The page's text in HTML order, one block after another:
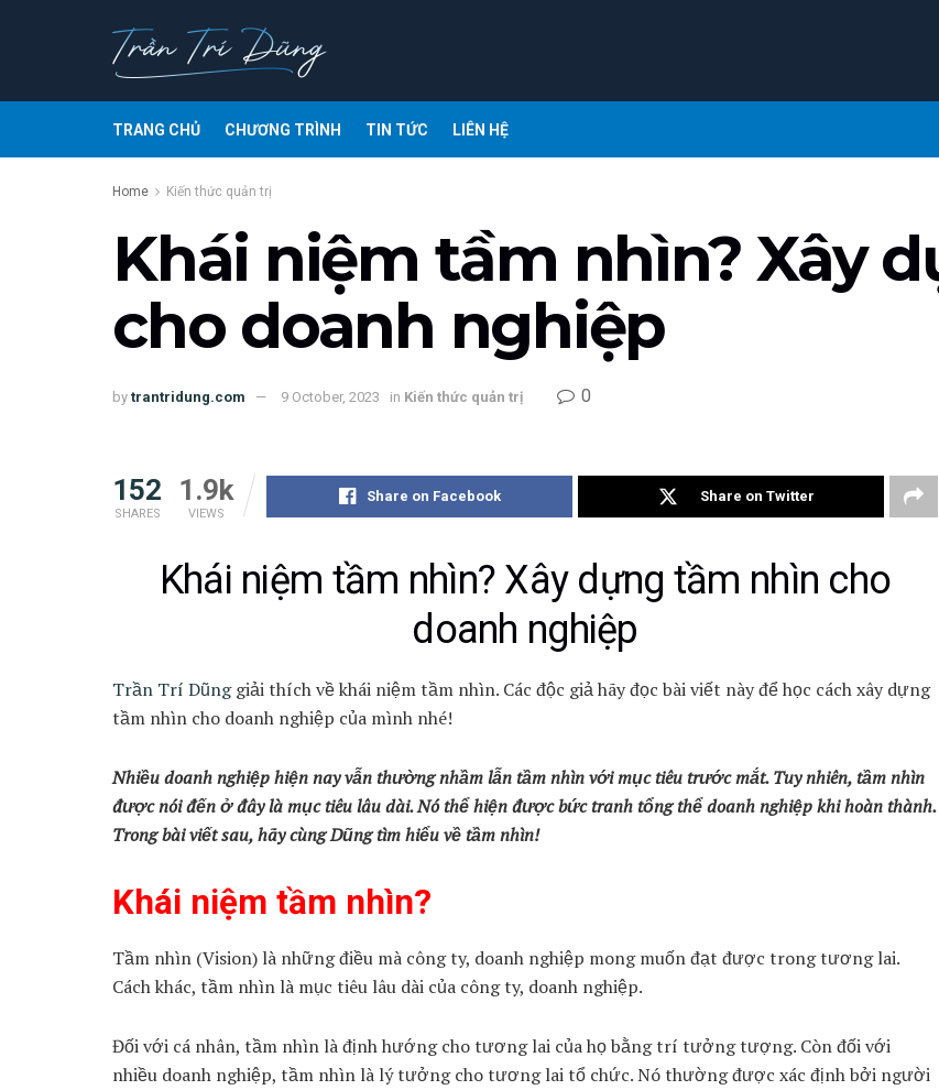
TRANG CHỦ CHƯƠNG TRÌNH TIN TỨC LIÊN HỆ
Home Kiến thức quản trị
Khái niệm tầm nhìn? Xây
cho doanh nghiệp
by trantridung.com 9 October, 2023 in Kiến thức quản trị 0
152
SHARES
1.9k
VIEWS
Share on Facebook Share on Twitter
Khái niệm tầm nhìn? Xây dựng tầm nhìn cho
doanh nghiệp
Trần Trí Dũnggiải thích về khái niệm tầm nhìn. Các độc giả hãy đọc bài viết này để học cách xây dựng
tầm nhìn cho doanh nghiệp của mình nhé!
Nhiều doanh nghiệp hiện nay vẫn thường nhầm lẫn tầm nhìn với mục tiêu trước mắt. Tuy nhiên, tầm nhìn
được nói đến ở đây là mục tiêu lâu dài. Nó thể hiện được bức tranh tổng thể doanh nghiệp khi hoàn thành.
Trong bài viết sau, hãy cùng Dũng tìm hiểu về tầm nhìn!
Khái niệm tầm nhìn?
Tầm nhìn (Vision) là những điều mà công ty, doanh nghiệp mong muốn đạt được trong tương lai.
Cách khác, tầm nhìn là mục tiêu lâu dài của công ty, doanh nghiệp.
Đối với cá nhân, tầm nhìn là định hướng cho tương lai của họ bằng trí tưởng tượng. Còn đối với
nhiều doanh nghiệp, tầm nhìn là lý tưởng cho tương lai tổ chức. Nó thường được xác định bởi người